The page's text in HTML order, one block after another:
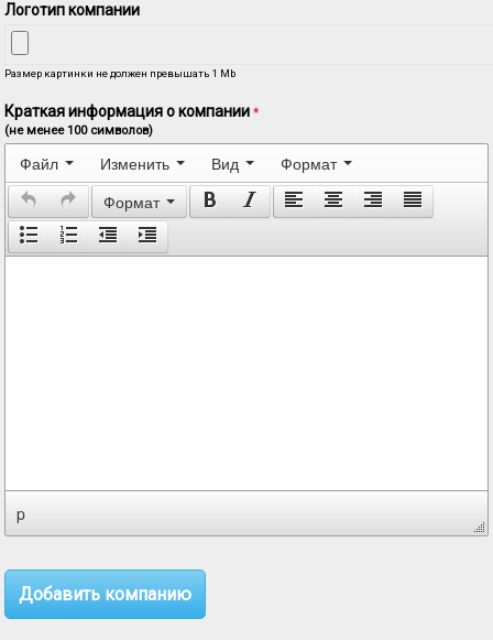
Логотип компании
Размер картинки не должен превышать 1 Mb
Краткая информация о компании*
(не менее 100 символов)
Файл Изменить Вид
Формат
Формат
p